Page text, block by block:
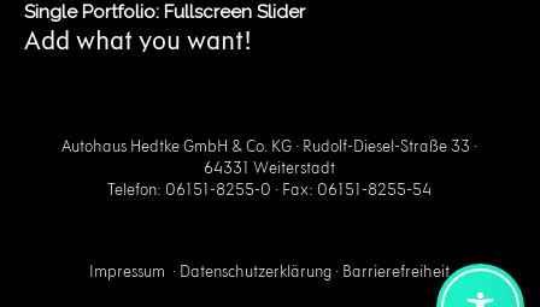
Single Portfolio: Fullscreen Slider
Add what you want!
Autohaus Hedtke GmbH & Co. KG · Rudolf-Diesel-Straße 33 ·
64331 Weiterstadt
Telefon: 06151-8255-0 · Fax: 06151-8255-54
Impressum · Datenschutzerklärung · Barrierefreiheit